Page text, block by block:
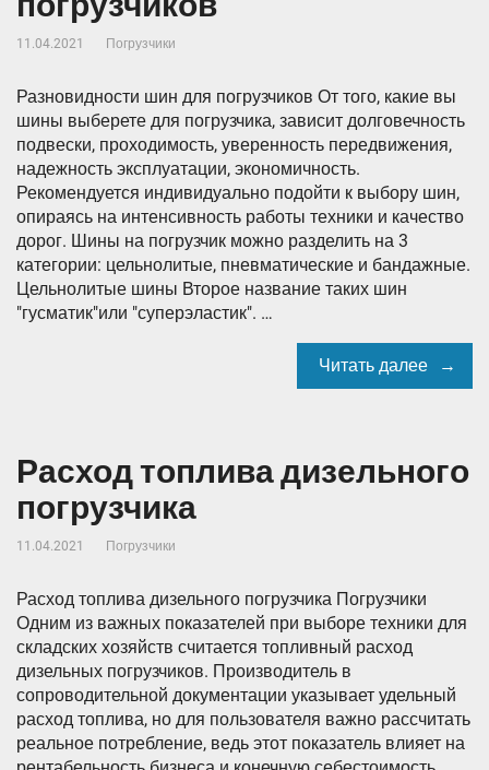
11.04.2021 Погрузчики
Разновидности шин для погрузчиков От того, какие вы
шины выберете для погрузчика, зависит долговечность
подвески, проходимость, уверенность передвижения,
надежность эксплуатации, экономичность.
Рекомендуется индивидуально подойти к выбору шин,
опираясь на интенсивность работы техники и качество
дорог. Шины на погрузчик можно разделить на 3
категории: цельнолитые, пневматические и бандажные.
Цельнолитые шины Второе название таких шин
"гусматик"или "суперэластик". …
Читать далее
Расход топлива дизельного
погрузчика
11.04.2021 Погрузчики
Расход топлива дизельного погрузчика Погрузчики
Одним из важных показателей при выборе техники для
складских хозяйств считается топливный расход
дизельных погрузчиков. Производитель в
сопроводительной документации указывает удельный
расход топлива, но для пользователя важно рассчитать
реальное потребление, ведь этот показатель влияет на